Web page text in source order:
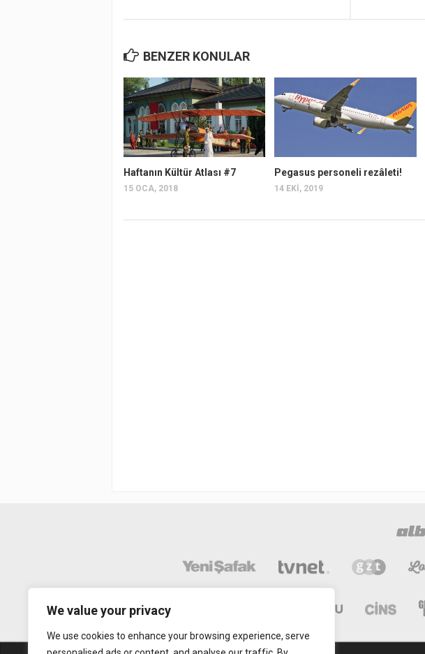
We value your privacy
We use cookies to enhance your browsing experience, serve
BENZER KONULAR
Haftanın Kültür Atlası #7
15 OCA, 2018
Pegasus personeli rezâleti!
14 EKI, 2019